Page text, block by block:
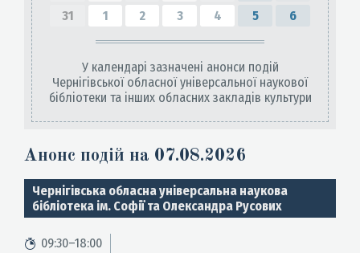
Анонс подій на 07.08.2026
Чернігівська обласна універсальна наукова
бібліотека ім. Софії та Олександра Русових
09:30–18:00
31
1 2 3 4 5 6
У календарі зазначені анонси подій
Чернігівської обласної універсальної наукової
бібліотеки та інших обласних закладів культури